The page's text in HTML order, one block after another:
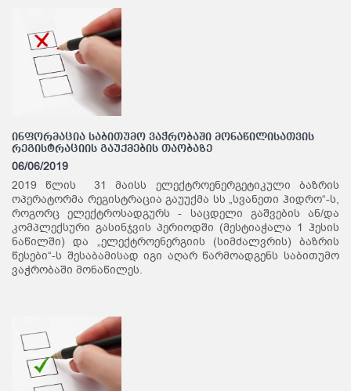
ინფორმაცია საბითუმო ვაჭრობაში მონაწილისათვის
რეგისტრაციის გაუქმების თაობაზე
06/06/2019
2019 წლის 31 მაისს ელექტროენერგეტიკული ბაზრის
ოპერატორმა რეგისტრაცია გაუუქმა სს „სვანეთი ჰიდრო“-ს,
როგორც ელექტროსადგურს - საცდელი გაშვების ან/და
კომპლექსური გასინჯვის პერიოდში (მესტიაჭალა 1 ჰესის
ნაწილში) და „ელექტროენერგიის (სიმძალვრის) ბაზრის
წესები“-ს შესაბამისად იგი აღარ წარმოადგენს საბითუმო
ვაჭრობაში მონაწილეს.